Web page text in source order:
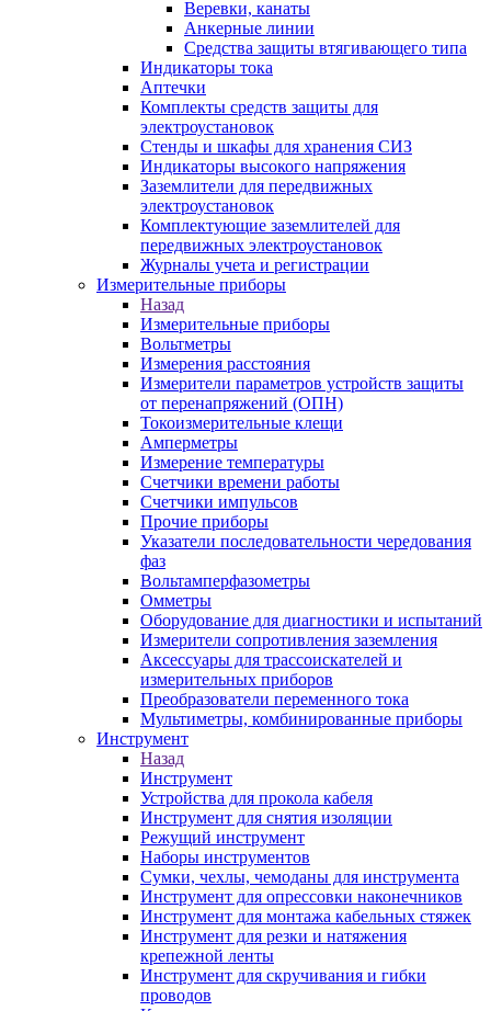
Веревки, канаты
Анкерные линии
Средства защиты втягивающего типа
Индикаторы тока
Аптечки
Комплекты средств защиты для
электроустановок
Стенды и шкафы для хранения СИЗ
Индикаторы высокого напряжения
Заземлители для передвижных
электроустановок
Комплектующие заземлителей для
передвижных электроустановок
Журналы учета и регистрации
Измерительные приборы
Назад
Измерительные приборы
Вольтметры
Измерения расстояния
Измерители параметров устройств защиты
от перенапряжений (ОПН)
Токоизмерительные клещи
Амперметры
Измерение температуры
Счетчики времени работы
Счетчики импульсов
Прочие приборы
Указатели последовательности чередования
фаз
Вольтамперфазометры
Омметры
Оборудование для диагностики и испытаний
Измерители сопротивления заземления
Аксессуары для трассоискателей и
измерительных приборов
Преобразователи переменного тока
Мультиметры, комбинированные приборы
Инструмент
Назад
Инструмент
Устройства для прокола кабеля
Инструмент для снятия изоляции
Режущий инструмент
Наборы инструментов
Сумки, чехлы, чемоданы для инструмента
Инструмент для опрессовки наконечников
Инструмент для монтажа кабельных стяжек
Инструмент для резки и натяжения
крепежной ленты
Инструмент для скручивания и гибки
проводов